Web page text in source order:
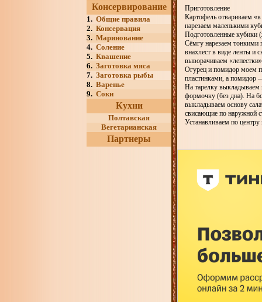
Консервирование
1. Общие правила
2. Консервация
3. Маринование
4. Соление
5. Квашение
6. Заготовка мяса
7. Заготовка рыбы
8. Варенье
9. Соки
Кухни
Полтавская
Вегетарианская
Партнеры
Приготовление
Картофель отвариваем
нарезаем маленькими
Подготовленные кубики
Сёмгу нарезаем
внахлест в виде ленты и
выворачиваем
Огурец и помидор моем
пластинками, а помидор
На тарелку выкладываем
формочку (без дна). На
выкладываем основу
свисающие по наружной
Устанавливаем по